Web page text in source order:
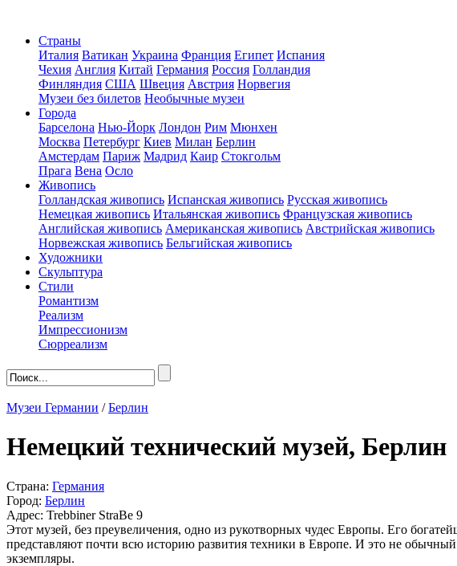
Страны
Италия Ватикан Украина Франция Египет Испания
Чехия Англия Китай Германия Россия Голландия
Финляндия США Швеция Австрия Норвегия
Музеи без билетов Необычные музеи
Города
Барселона Нью-Йорк Лондон Рим Мюнхен
Москва Петербург Киев Милан Берлин
Амстердам Париж Мадрид Каир Стокгольм
Прага Вена Осло
Живопись
Голландская живопись Испанская живопись Русская живопись
Немецкая живопись Итальянская живопись Французская живопись
Английская живопись Американская живопись Австрийская живопись
Норвежская живопись Бельгийская живопись
Художники
Скульптура
Стили
Романтизм
Реализм
Импрессионизм
Сюрреализм
Музеи Германии /Берлин
Немецкий технический музей, Берлин
Страна: Германия
Город: Берлин
Адрес: Trebbiner StraBe 9
Этот музей, без преувеличения, одно из рукотворных чудес Европы. Его
представляют почти всю историю развития техники в Европе. И это не
экземпляры.